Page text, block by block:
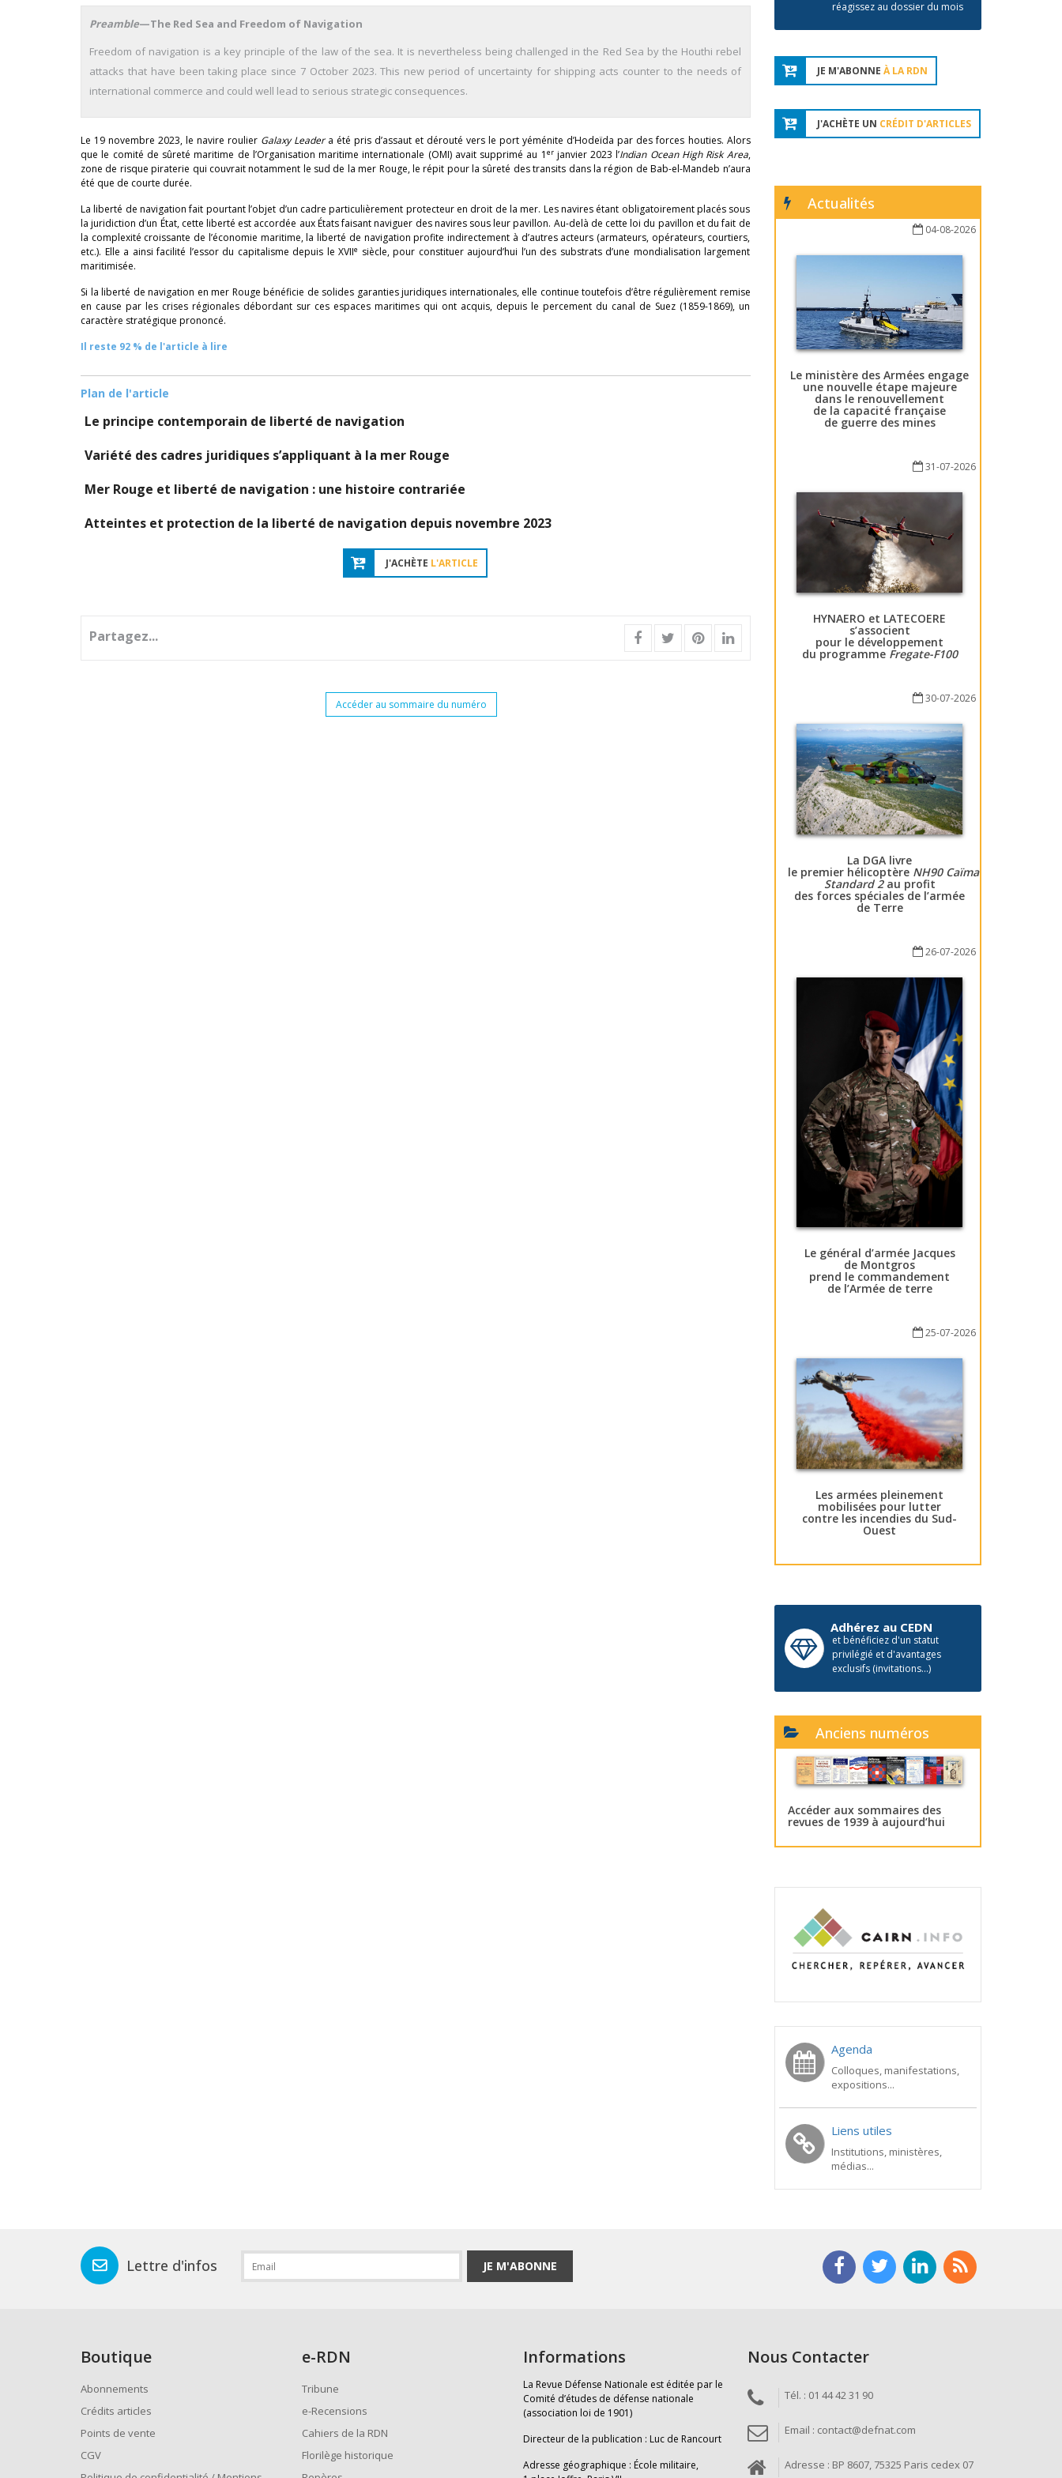
Preamble—The Red Sea and Freedom of Navigation
Freedom of navigation is a key principle of the law of the sea. It is nevertheless being challenged in the Red Sea by the Houthi rebel
attacks that have been taking place since 7 October 2023. This new period of uncertainty for shipping acts counter to the needs of
international commerce and could well lead to serious strategic consequences.
Le 19 novembre 2023, le navire roulier Galaxy Leadera été pris d’assaut et dérouté vers le port yéménite d’Hodeïda par des forces houties. Alors
que le comité de sûreté maritime de l’Organisation maritime internationale (OMI) avait supprimé au 1 erjanvier 2023 l’Indian Ocean High Risk Area,
zone de risque piraterie qui couvrait notamment le sud de la mer Rouge, le répit pour la sûreté des transits dans la région de Bab-el-Mandeb n’aura
été que de courte durée.
La liberté de navigation fait pourtant l’objet d’un cadre particulièrement protecteur en droit de la mer. Les navires étant obligatoirement placés sous
la juridiction d’un État, cette liberté est accordée aux États faisant naviguer des navires sous leur pavillon. Au-delà de cette loi du pavillon et du fait de
la complexité croissante de l’économie maritime, la liberté de navigation profite indirectement à d’autres acteurs (armateurs, opérateurs, courtiers,
etc.). Elle a ainsi facilité l’essor du capitalisme depuis le XVIIe siècle, pour constituer aujourd’hui l’un des substrats d’une mondialisation largement
maritimisée.
Si la liberté de navigation en mer Rouge bénéficie de solides garanties juridiques internationales, elle continue toutefois d’être régulièrement remise
en cause par les crises régionales débordant sur ces espaces maritimes qui ont acquis, depuis le percement du canal de Suez (1859-1869), un
caractère stratégique prononcé.
Il reste 92 % de l'article à lire
Plan de l'article
Le principe contemporain de liberté de navigation
Variété des cadres juridiques s’appliquant à la mer Rouge
Mer Rouge et liberté de navigation : une histoire contrariée
Atteintes et protection de la liberté de navigation depuis novembre 2023
J'ACHÈTE L'ARTICLE
Partagez...
Accéder au sommaire du numéro
réagissez au dossier du mois
JE M'ABONNE À LA RDN
J'ACHÈTE UN CRÉDIT D'ARTICLES
Actualités
04-08-2026
Le ministère des Armées engage
une nouvelle étape majeure
dans le renouvellement
de la capacité française
de guerre des mines
31-07-2026
HYNAERO et LATECOERE
s’associent
pour le développement
du programme Fregate-F100
30-07-2026
La DGA livre
le premier hélicoptère NH90 Caïman
Standard 2au profit
des forces spéciales de l’armée
de Terre
26-07-2026
Le général d’armée Jacques
de Montgros
prend le commandement
de l’Armée de terre
25-07-2026
Les armées pleinement
mobilisées pour lutter
contre les incendies du Sud-
Ouest
Adhérez au CEDN
et bénéficiez d'un statut
privilégié et d'avantages
exclusifs (invitations...)
Anciens numéros
Accéder aux sommaires des
revues de 1939 à aujourd’hui
Agenda
Colloques, manifestations,
expositions...
Liens utiles
Institutions, ministères,
médias...
Lettre d'infos JE M'ABONNE
Boutique
Abonnements
Crédits articles
Points de vente
CGV
e-RDN
Tribune
e-Recensions
Cahiers de la RDN
Florilège historique
Informations
La Revue Défense Nationale est éditée par le
Comité d’études de défense nationale
(association loi de 1901)
Directeur de la publication : Luc de Rancourt
Adresse géographique : École militaire,
Nous Contacter
Tél. : 01 44 42 31 90
Email : contact@defnat.com
Adresse : BP 8607, 75325 Paris cedex 07